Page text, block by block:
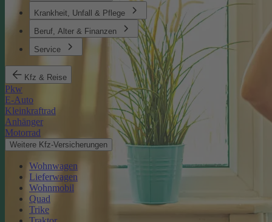
Krankheit, Unfall & Pflege
Beruf, Alter & Finanzen
Service
Kfz & Reise
Pkw
E-Auto
Kleinkraftrad
Anhänger
Motorrad
Weitere Kfz-Versicherungen
Wohnwagen
Lieferwagen
Wohnmobil
Quad
Trike